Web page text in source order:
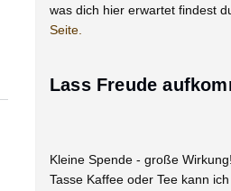
was dich hier erwartet findest
Seite.
Lass Freude
Kleine Spende - große
Tasse Kaffee oder Tee kann